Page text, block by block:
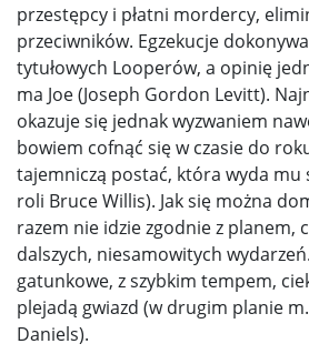
przestępcy i płatni mordercy,
przeciwników. Egzekucje
tytułowych Looperów, a opinię
ma Joe (Joseph Gordon Levitt).
okazuje się jednak wyzwaniem
bowiem cofnąć się w czasie do
tajemniczą postać, która wyda mu
roli Bruce Willis). Jak się można
razem nie idzie zgodnie z planem,
dalszych, niesamowitych
gatunkowe, z szybkim tempem,
plejadą gwiazd (w drugim planie
Daniels).